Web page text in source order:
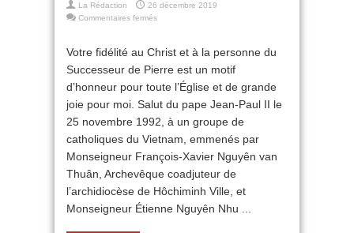
La Rédaction
26 décembre 2019
Commentaires ferméssur
du
Christ
de
l’Esprit
Saint
Pontife
romain
Votre fidélité au Christ et à la personne du
Successeur de Pierre est un motif
d’honneur pour toute l’Église et de grande
joie pour moi. Salut du pape Jean-Paul II le
25 novembre 1992, à un groupe de
catholiques du Vietnam, emmenés par
Monseigneur François-Xavier Nguyên van
Thuân, Archevêque coadjuteur de
l’archidiocèse de Hôchiminh Ville, et
Monseigneur Étienne Nguyên Nhu ...